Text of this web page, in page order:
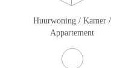
Huurwoning / Kamer /
Appartement